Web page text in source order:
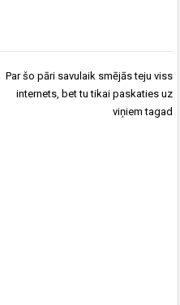
Par šo pāri savulaik smējās teju viss
internets, bet tu tikai paskaties uz
viņiem tagad